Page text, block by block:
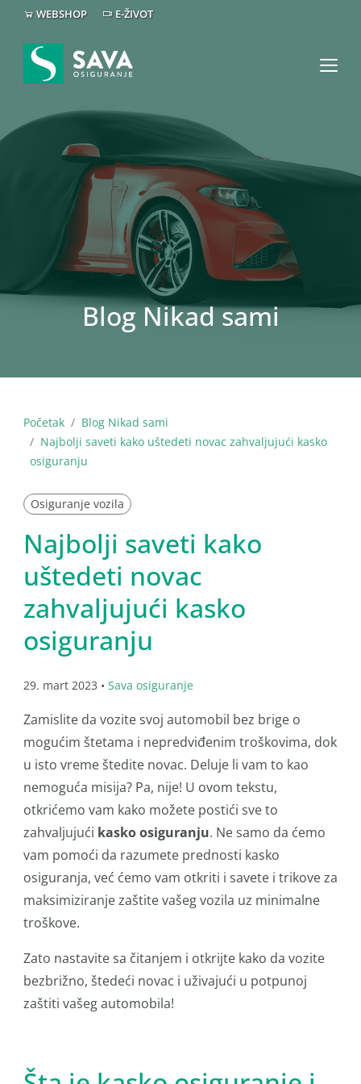
WEBSHOP E-ŽIVOT
Blog Nikad sami
Početak
Blog Nikad sami
Najbolji saveti kako uštedeti novac zahvaljujući kasko
osiguranju
Osiguranje vozila
Najbolji saveti kako
uštedeti novac
zahvaljujući kasko
osiguranju
29. mart 2023 • Sava osiguranje
Zamislite da vozite svoj automobil bez brige o
mogućim štetama i nepredviđenim troškovima, dok
u isto vreme štedite novac. Deluje li vam to kao
nemoguća misija? Pa, nije! U ovom tekstu,
otkrićemo vam kako možete postići sve to
zahvaljujući kasko osiguranju. Ne samo da ćemo
vam pomoći da razumete prednosti kasko
osiguranja, već ćemo vam otkriti i savete i trikove za
maksimiziranje zaštite vašeg vozila uz minimalne
troškove.
Zato nastavite sa čitanjem i otkrijte kako da vozite
bezbrižno, štedeći novac i uživajući u potpunoj
zaštiti vašeg automobila!